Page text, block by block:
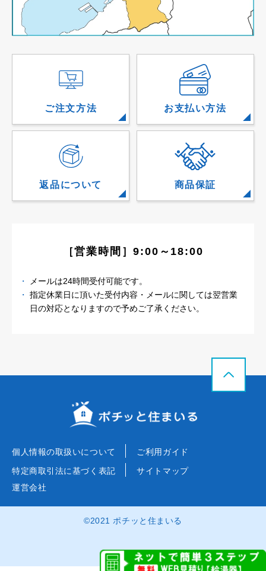
ご注文方法 お支払い方法
返品について 商品保証
［営業時間］9:00～18:00
メールは24時間受付可能です。
指定休業日に頂いた受付内容・メールに関しては翌営業
日の対応となりますので予めご了承ください。
個人情報の取扱いについて
ご利用ガイド
特定商取引法に基づく表記
サイトマップ
運営会社
©2021 ポチッと住まいる